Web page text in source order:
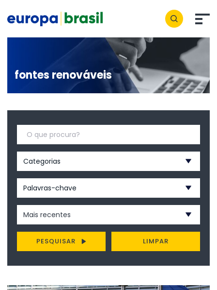
fontes renováveis
Categorias
Palavras-chave
Mais recentes
PESQUISAR LIMPAR